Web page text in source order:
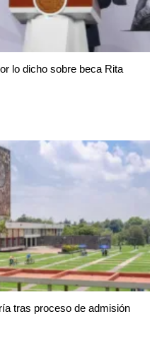
lo dicho sobre beca Rita
tras proceso de admisión